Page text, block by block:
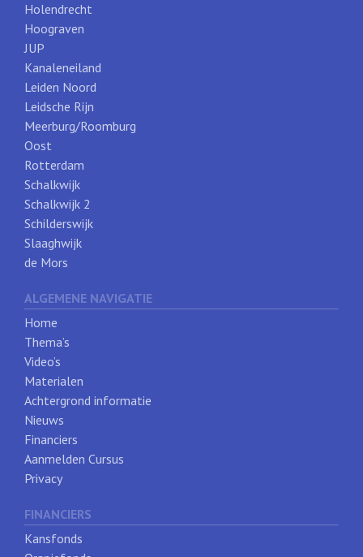
Holendrecht
Hoograven
JUP
Kanaleneiland
Leiden Noord
Leidsche Rijn
Meerburg/Roomburg
Oost
Rotterdam
Schalkwijk
Schalkwijk 2
Schilderswijk
Slaaghwijk
de Mors
ALGEMENE NAVIGATIE
Home
Thema’s
Video’s
Materialen
Achtergrond informatie
Nieuws
Financiers
Aanmelden Cursus
Privacy
FINANCIERS
Kansfonds